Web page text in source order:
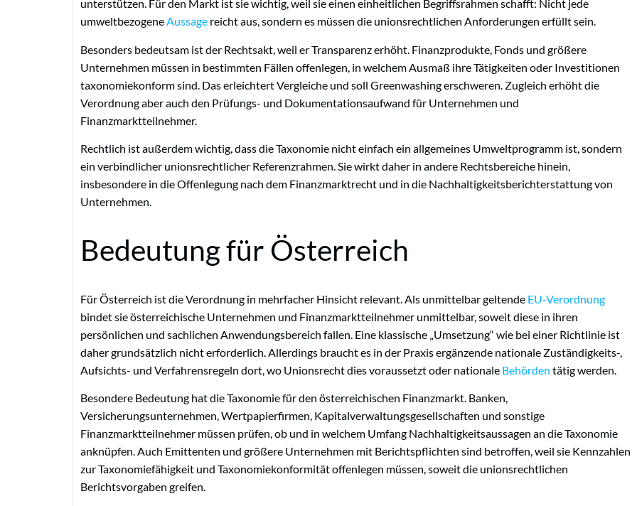
unterstützen. Für den Markt ist sie wichtig, weil sie einen einheitlichen Begriffsrahmen schafft: Nicht jede
umweltbezogeneAussage reicht aus, sondern es müssen die unionsrechtlichen Anforderungen erfüllt sein.
Besonders bedeutsam ist der Rechtsakt, weil er Transparenz erhöht. Finanzprodukte, Fonds und größere
Unternehmen müssen in bestimmten Fällen offenlegen, in welchem Ausmaß ihre Tätigkeiten oder Investitionen
taxonomiekonform sind. Das erleichtert Vergleiche und soll Greenwashing erschweren. Zugleich erhöht die
Verordnung aber auch den Prüfungs- und Dokumentationsaufwand für Unternehmen und
Finanzmarktteilnehmer.
Rechtlich ist außerdem wichtig, dass die Taxonomie nicht einfach ein allgemeines Umweltprogramm ist, sondern
ein verbindlicher unionsrechtlicher Referenzrahmen. Sie wirkt daher in andere Rechtsbereiche hinein,
insbesondere in die Offenlegung nach dem Finanzmarktrecht und in die Nachhaltigkeitsberichterstattung von
Unternehmen.
Bedeutung für Österreich
Für Österreich ist die Verordnung in mehrfacher Hinsicht relevant. Als unmittelbar geltende EU-Verordnung
bindet sie österreichische Unternehmen und Finanzmarktteilnehmer unmittelbar, soweit diese in ihren
persönlichen und sachlichen Anwendungsbereich fallen. Eine klassische „Umsetzung“ wie bei einer Richtlinie ist
daher grundsätzlich nicht erforderlich. Allerdings braucht es in der Praxis ergänzende nationale Zuständigkeits-,
Aufsichts- und Verfahrensregeln dort, wo Unionsrecht dies voraussetzt oder nationale Behörden tätig werden.
Besondere Bedeutung hat die Taxonomie für den österreichischen Finanzmarkt. Banken,
Versicherungsunternehmen, Wertpapierfirmen, Kapitalverwaltungsgesellschaften und sonstige
Finanzmarktteilnehmer müssen prüfen, ob und in welchem Umfang Nachhaltigkeitsaussagen an die Taxonomie
anknüpfen. Auch Emittenten und größere Unternehmen mit Berichtspflichten sind betroffen, weil sie Kennzahlen
zur Taxonomiefähigkeit und Taxonomiekonformität offenlegen müssen, soweit die unionsrechtlichen
Berichtsvorgaben greifen.